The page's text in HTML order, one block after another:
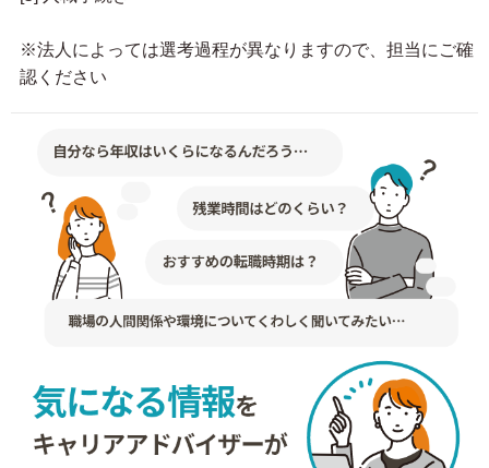
※法人によっては選考過程が異なりますので、担当にご確
認ください